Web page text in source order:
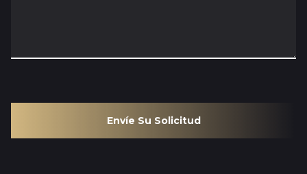
Envíe Su Solicitud